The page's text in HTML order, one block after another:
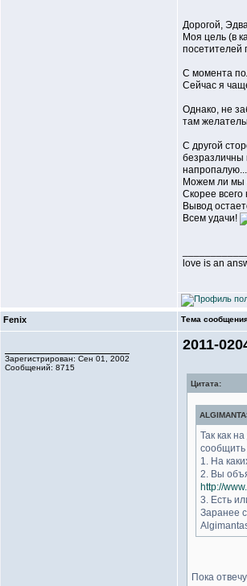
Дорогой,
Моя цель (в
посетителей
С момента
Сейчас я
Однако, не
там
С другой
безразличны
напропалую...
Можем ли мы
Скорее всего
Вывод
Всем удачи!
love is an
Fenix Тема
Зарегистрирован: Сен 01, 2002
Сообщений: 8715
2011-
Цитата:
Так как
1. На
2. Вы
http://
3. Есть
Заранее
Пока